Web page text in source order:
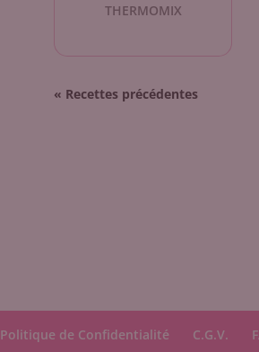
THERMOMIX
« Entrées précédentes
Politique de Confidentialité C.G.V.